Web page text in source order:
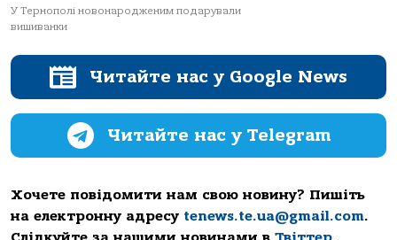
У Тернополі новонародженим подарували
вишиванки
Читайте нас у Google News
Читайте нас у Telegram
Хочете повідомити нам свою новину? Пишіть
на електронну адресу tenews.te.ua@gmail.com.